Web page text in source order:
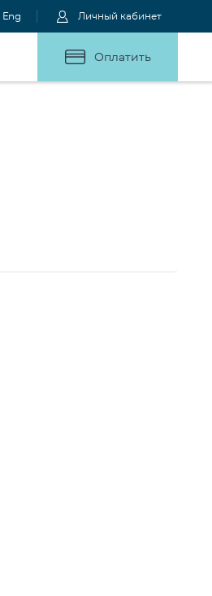
Eng Личный кабинет
Оплатить